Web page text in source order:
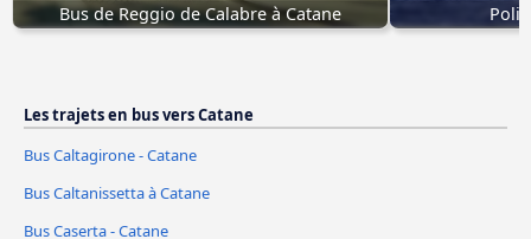
Bus de Reggio de Calabre à Catane
Les trajets en bus vers Catane
Bus Caltagirone - Catane
Bus Caltanissetta à Catane
Bus Caserta - Catane